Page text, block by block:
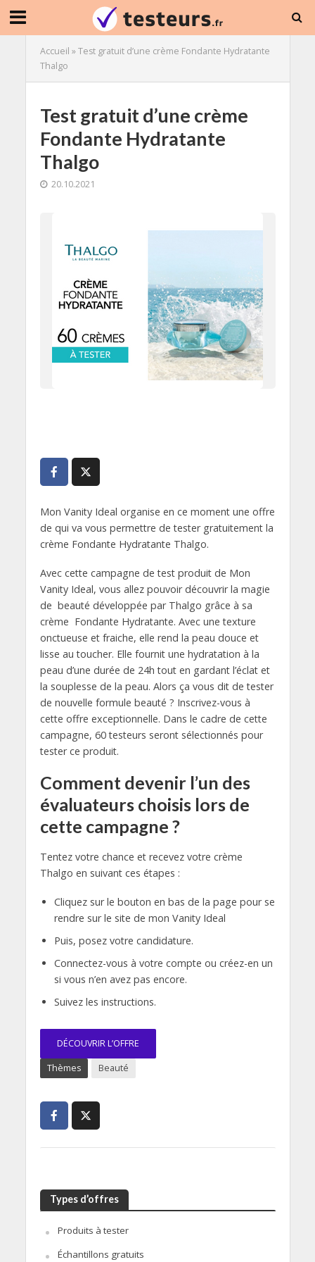
Accueil »Test gratuit d’une crème Fondante Hydratante
Thalgo
Test gratuit d’une crème
Fondante Hydratante
Thalgo
20.10.2021
Mon Vanity Ideal organise en ce moment une offre
de qui va vous permettre de tester gratuitement la
crème Fondante Hydratante Thalgo.
Avec cette campagne de test produit de Mon
Vanity Ideal, vous allez pouvoir découvrir la magie
de beauté développée par Thalgo grâce à sa
crème Fondante Hydratante. Avec une texture
onctueuse et fraiche, elle rend la peau douce et
lisse au toucher. Elle fournit une hydratation à la
peau d’une durée de 24h tout en gardant l’éclat et
la souplesse de la peau. Alors ça vous dit de tester
de nouvelle formule beauté ? Inscrivez-vous à
cette offre exceptionnelle. Dans le cadre de cette
campagne, 60 testeurs seront sélectionnés pour
tester ce produit.
Comment devenir l’un des
évaluateurs choisis lors de
cette campagne ?
Tentez votre chance et recevez votre crème
Thalgo en suivant ces étapes :
Cliquez sur le bouton en bas de la page pour se
rendre sur le site de mon Vanity Ideal
Puis, posez votre candidature.
Connectez-vous à votre compte ou créez-en un
si vous n’en avez pas encore.
Suivez les instructions.
DÉCOUVRIR L’OFFRE
Thèmes Beauté
Types d’offres
Produits à tester
Échantillons gratuits